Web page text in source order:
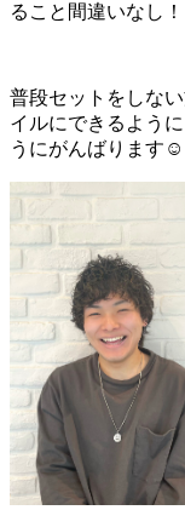
ること間違いなし！
普段セットをしな
イルにできるよう
うにがんばります☺️